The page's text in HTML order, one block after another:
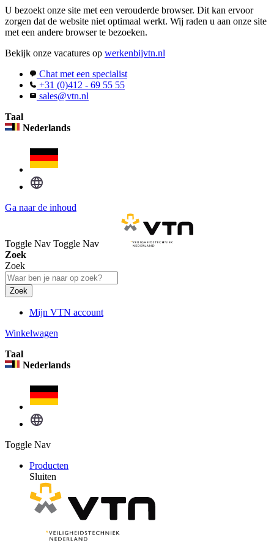
U bezoekt onze site met een verouderde browser. Dit kan ervoor
zorgen dat de website niet optimaal werkt. Wij raden u aan onze site
met een andere browser te bezoeken.
Bekijk onze vacatures op werkenbijvtn.nl
Chat met een specialist
+31 (0)412 - 69 55 55
sales@vtn.nl
Taal
Nederlands
Ga naar de inhoud
Toggle Nav Toggle Nav
Zoek
Zoek
Zoek
Mijn VTN account
Winkelwagen
Taal
Nederlands
Toggle Nav
Producten
Sluiten